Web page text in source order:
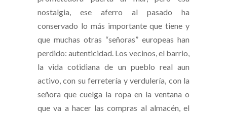
nostalgia, ese aferro al pasado ha
conservado lo más importante que tiene y
que muchas otras “señoras” europeas han
perdido: autenticidad. Los vecinos, el barrio,
la vida cotidiana de un pueblo real aun
activo, con su ferretería y verdulería, con la
señora que cuelga la ropa en la ventana o
que va a hacer las compras al almacén, el